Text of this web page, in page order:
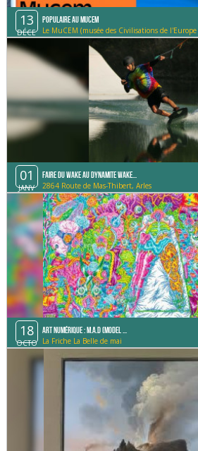
13
DÉCE
Populaire au MUCEM
Le MuCEM (musée des Civilisations de
01
JANV
Faire du Wake au Dynamite Wake...
2864 Route de Mas-Thibert, Arles
18
OCTO
Art Numérique : M.A.D (Model ...
La Friche La Belle de mai